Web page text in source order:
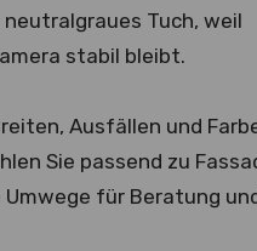
Tuch, weil
stabil bleibt.
Ausfällen und
Sie passend zu
für Beratung